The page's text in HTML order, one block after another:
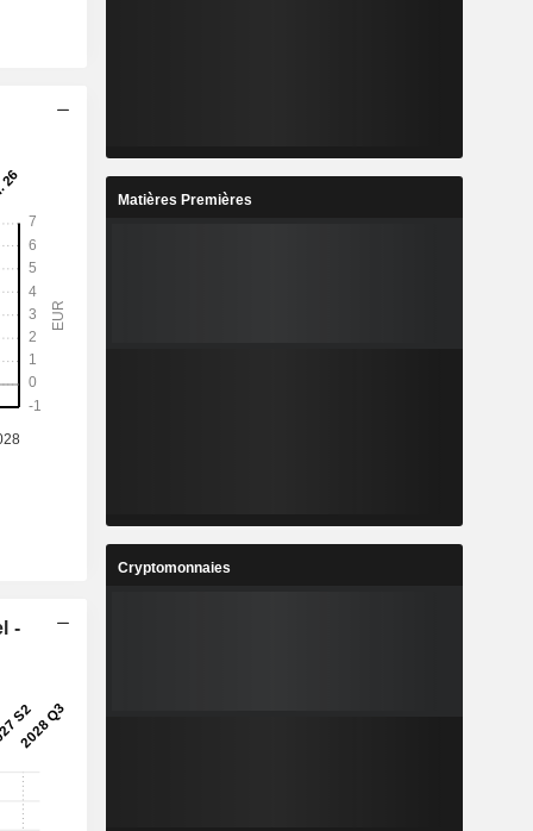
-
Matières Premières
Cryptomonnaies